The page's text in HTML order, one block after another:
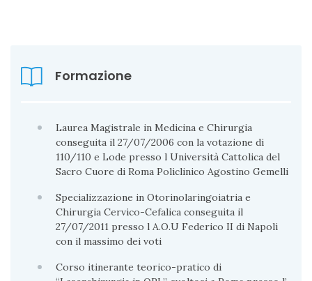
Formazione
Laurea Magistrale in Medicina e Chirurgia
conseguita il 27/07/2006 con la votazione di
110/110 e Lode presso l Università Cattolica del
Sacro Cuore di Roma Policlinico Agostino Gemelli
Specializzazione in Otorinolaringoiatria e
Chirurgia Cervico-Cefalica conseguita il
27/07/2011 presso l A.O.U Federico II di Napoli
con il massimo dei voti
Corso itinerante teorico-pratico di